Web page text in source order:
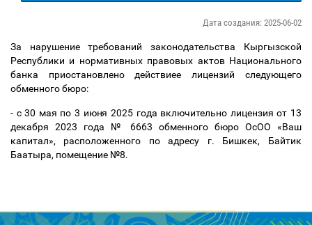
Дата создания: 2025-06-02
За нарушение требований законодательства Кыргызской
Республики и нормативных правовых актов Национального
банка приостановлено действиее лицензий следующего
обменного бюро:
- с 30 мая по 3 июня 2025 года включительно лицензия от 13
декабря 2023 года № 6663 обменного бюро ОсОО «Ваш
капитал», расположенного по адресу г. Бишкек, Байтик
Баатыра, помещение №8.